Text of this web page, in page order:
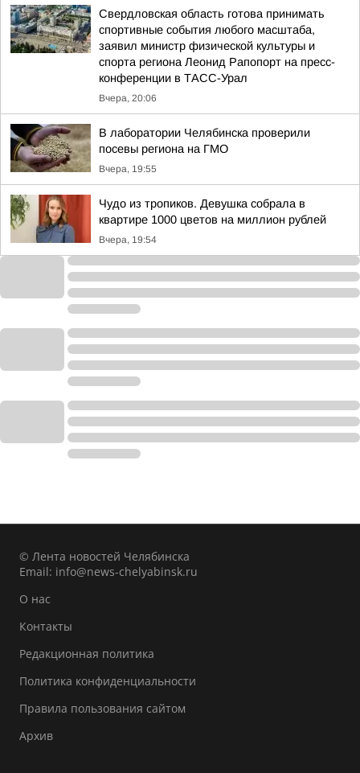
Свердловская область готова принимать
спортивные события любого масштаба,
заявил министр физической культуры и
спорта региона Леонид Рапопорт на пресс-
конференции в ТАСС-Урал
Вчера, 20:06
В лаборатории Челябинска проверили
посевы региона на ГМО
Вчера, 19:55
Чудо из тропиков. Девушка собрала в
квартире 1000 цветов на миллион рублей
Вчера, 19:54
© Лента новостей Челябинска
Email: info@news-chelyabinsk.ru
О нас
Контакты
Редакционная политика
Политика конфиденциальности
Правила пользования сайтом
Архив